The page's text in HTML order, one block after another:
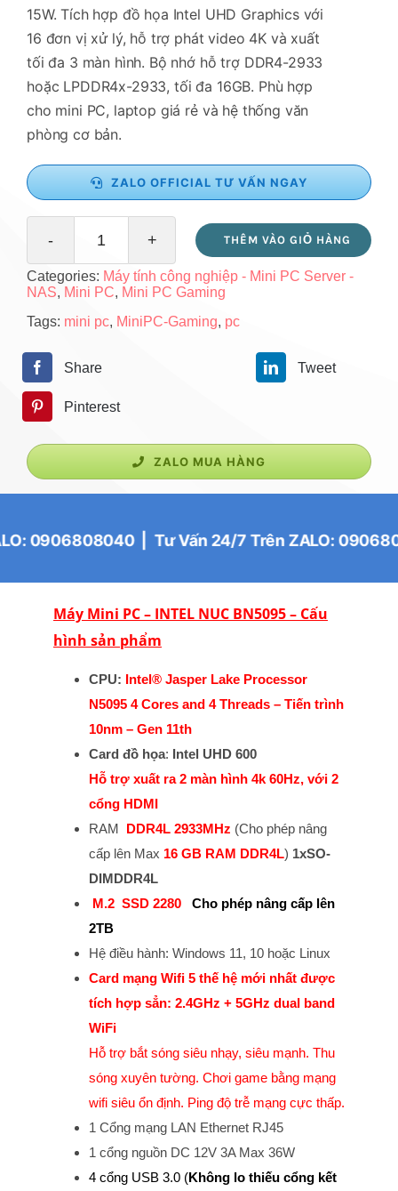
15W. Tích hợp đồ họa Intel UHD Graphics với
16 đơn vị xử lý, hỗ trợ phát video 4K và xuất
tối đa 3 màn hình. Bộ nhớ hỗ trợ DDR4-2933
hoặc LPDDR4x-2933, tối đa 16GB. Phù hợp
cho mini PC, laptop giá rẻ và hệ thống văn
phòng cơ bản.
ZALO OFFICIAL TƯ VẤN NGAY
tính
để
-
PC
BN5095
lượng
THÊM VÀO GIỎ HÀNG
Categories: Máy tính công nghiệp - Mini PC Server -
NAS, Mini PC, Mini PC Gaming
Tags: mini pc, MiniPC-Gaming, pc
Share Tweet
Pinterest
ZALO MUA HÀNG
| Tư Vấn 24/7 Trên ZALO: 0906808040 |
Máy Mini PC – INTEL NUC BN5095 – Cấu
hình sản phẩm
CPU: Intel® Jasper Lake Processor
N5095 4 Cores and 4 Threads – Tiến trình
10nm – Gen 11th
Card đồ họa: Intel UHD 600
Hỗ trợ xuất ra 2 màn hình 4k 60Hz, với 2
cổng HDMI
RAM DDR4L 2933MHz (Cho phép nâng
cấp lên Max 16 GB RAM DDR4L) 1xSO-
DIMDDR4L
M.2 SSD 2280 Cho phép nâng cấp lên
2TB
Hệ điều hành: Windows 11, 10 hoặc Linux
Card mạng Wifi 5 thế hệ mới nhất được
tích hợp sẳn: 2.4GHz + 5GHz dual band
WiFi
Hỗ trợ bắt sóng siêu nhạy, siêu mạnh. Thu
sóng xuyên tường. Chơi game bằng mạng
wifi siêu ổn định. Ping độ trễ mạng cực thấp.
1 Cổng mạng LAN Ethernet RJ45
1 cổng nguồn DC 12V 3A Max 36W
4 cổng USB 3.0 (Không lo thiếu cổng kết